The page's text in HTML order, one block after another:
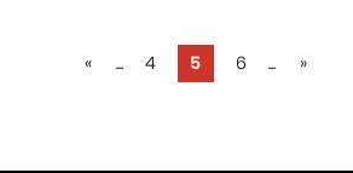
« ... 4 5 6 ... »